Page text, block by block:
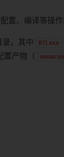
置、编译等操作
录，其中 RTLxxx
置产物（